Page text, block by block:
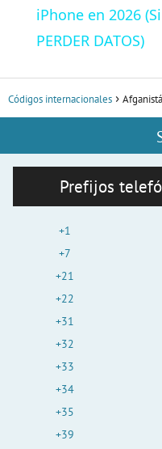
iPhone en 2026
PERDER DATOS)
Códigos internacionales
Prefijos
+1
+7
+21
+22
+31
+32
+33
+34
+35
+39